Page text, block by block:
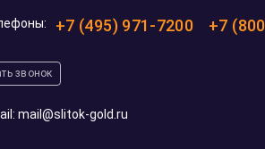
золотую монету на рождение
Подобрали тематический
доллар с кенгуренком,
восторге 🙂